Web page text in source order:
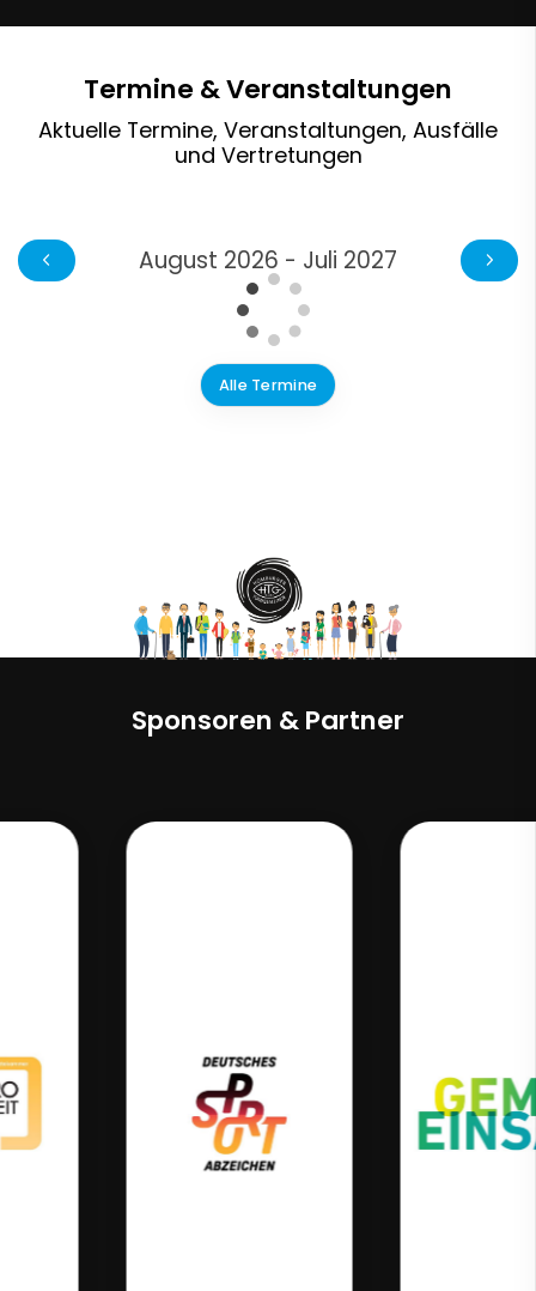
Termine & Veranstaltungen
Aktuelle Termine, Veranstaltungen, Ausfälle
und Vertretungen
August 2026 - Juli 2027
Alle Termine
Sponsoren & Partner